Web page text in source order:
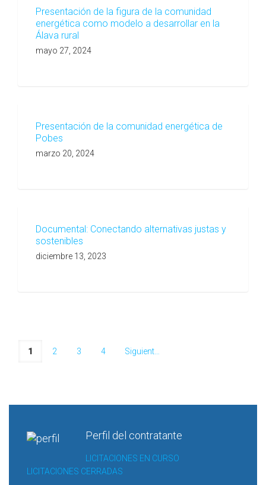
Presentación de la figura de la comunidad
energética como modelo a desarrollar en la
Álava rural
mayo 27, 2024
Presentación de la comunidad energética de
Pobes
marzo 20, 2024
Documental: Conectando alternativas justas y
sostenibles
diciembre 13, 2023
1 2 3 4
Perfil del contratante
LICITACIONES EN CURSO
LICITACIONES CERRADAS